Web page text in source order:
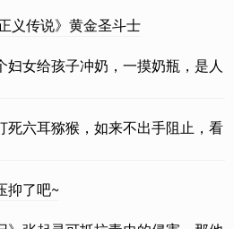
义传说》黄金圣斗士
妇女给孩子冲奶，一摸奶瓶，是人
死六耳猕猴，如来不出手阻止，看
抑了吧~